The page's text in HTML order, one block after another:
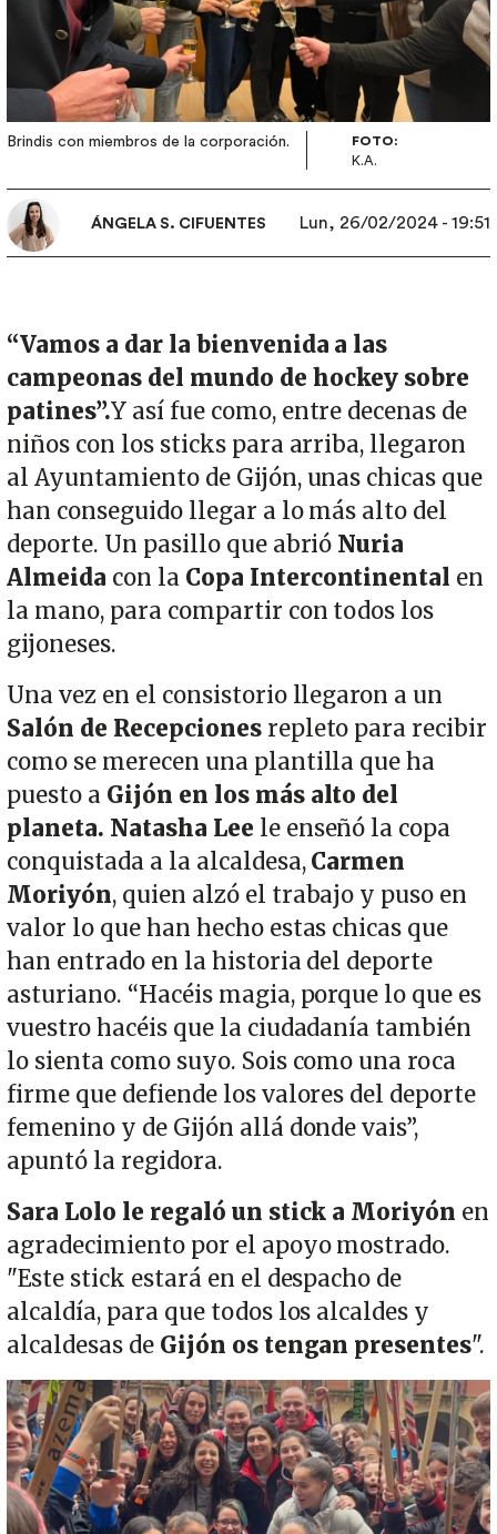
Brindis con miembros de la corporación.
FOTO:
K.A.
ÁNGELA S. CIFUENTES Lun, 26/02/2024 - 19:51
“Vamos a dar la bienvenida a las
campeonas del mundo de hockey sobre
patines”.Y así fue como, entre decenas de
niños con los sticks para arriba, llegaron
al Ayuntamiento de Gijón, unas chicas que
han conseguido llegar a lo más alto del
deporte. Un pasillo que abrió Nuria
Almeida con la Copa Intercontinental en
la mano, para compartir con todos los
gijoneses.
Una vez en el consistorio llegaron a un
Salón de Recepcionesrepleto para recibir
como se merecen una plantilla que ha
puesto a Gijón en los más alto del
planeta. Natasha Lee le enseñó la copa
conquistada a la alcaldesa,Carmen
Moriyón, quien alzó el trabajo y puso en
valor lo que han hecho estas chicas que
han entrado en la historia del deporte
asturiano. “Hacéis magia, porque lo que es
vuestro hacéis que la ciudadanía también
lo sienta como suyo. Sois como una roca
firme que defiende los valores del deporte
femenino y de Gijón allá donde vais”,
apuntó la regidora.
Sara Lolo le regaló un stick a Moriyón en
agradecimiento por el apoyo mostrado.
"Este stick estará en el despacho de
alcaldía, para que todos los alcaldes y
alcaldesas de Gijón os tengan presentes".
Imagen